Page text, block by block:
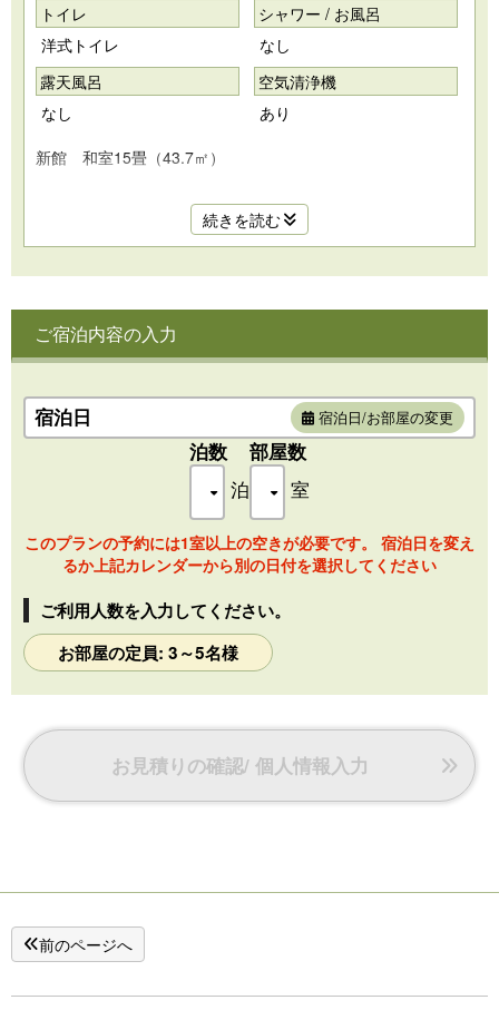
トイレ
洋式トイレ
シャワー / お風呂
なし
露天風呂
なし
空気清浄機
あり
新館 和室15畳（43.7㎡）
定員5名様、和室15畳のお部屋です。
雄大な岩木山が目前に見える岩木山向きのお部屋です。
［設備品］
液晶テレビ／電話／冷蔵庫／電気ポット／冷水ポット／ティ
1室2個のルームキー
[アメニティ］
ハミガキセット／バスタオル／フェイスタオル
おむつ入れ／小さい浴衣・スリッパ
（ご要望によりおねしょマット・体温計の貸出、哺乳瓶の消
毒を承ります。）
続きを読む
ご宿泊内容の入力
宿泊日 宿泊日/お部屋の変更
泊数
泊
部屋数
室
このプランの予約には1室以上の空きが必要です。 宿泊日を変え
るか上記カレンダーから別の日付を選択してください
ご利用人数を入力してください。
お部屋の定員: 3～5名様
お見積りの確認/ 個人情報入力
前のページへ